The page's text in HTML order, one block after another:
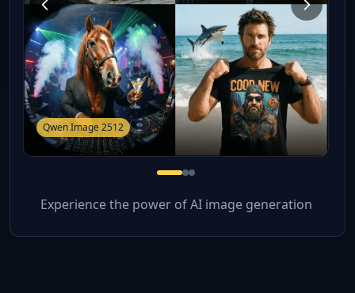
Qwen Image 2512
Experience the power of AI image generation